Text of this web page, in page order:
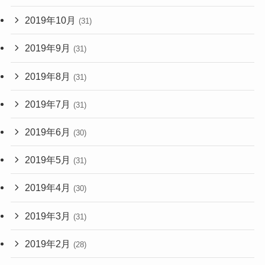
2019年10月 (31)
2019年9月 (31)
2019年8月 (31)
2019年7月 (31)
2019年6月 (30)
2019年5月 (31)
2019年4月 (30)
2019年3月 (31)
2019年2月 (28)